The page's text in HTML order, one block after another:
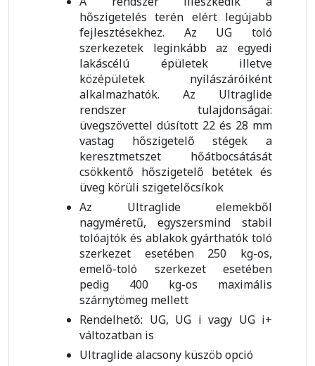
hőszigetelés terén elért legújabb
fejlesztésekhez. Az UG toló
szerkezetek leginkább az egyedi
lakáscélú épületek illetve
középületek nyílászáróiként
alkalmazhatók. Az Ultraglide
rendszer tulajdonságai:
üvegszövettel dúsított 22 és 28 mm
vastag hőszigetelő stégek a
keresztmetszet hőátbocsátását
csökkentő hőszigetelő betétek és
üveg körüli szigetelőcsíkok
Az Ultraglide elemekből
nagyméretű, egyszersmind stabil
tolóajtók és ablakok gyárthatók toló
szerkezet esetében 250 kg-os,
emelő-toló szerkezet esetében
pedig 400 kg-os maximális
szárnytömeg mellett
Rendelhető: UG, UG i vagy UG i+
változatban is
Ultraglide alacsony küszöb opció